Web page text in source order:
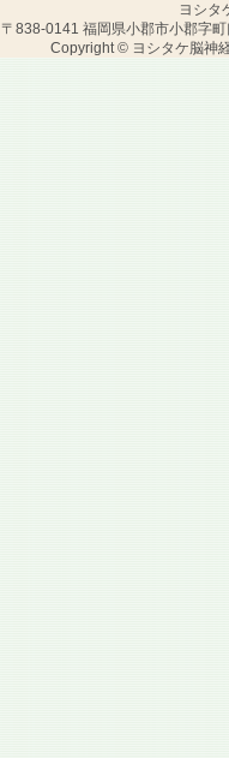
ヨシタ
〒838-0141 福岡県小郡市小郡字
Copyright © ヨシタケ脳神